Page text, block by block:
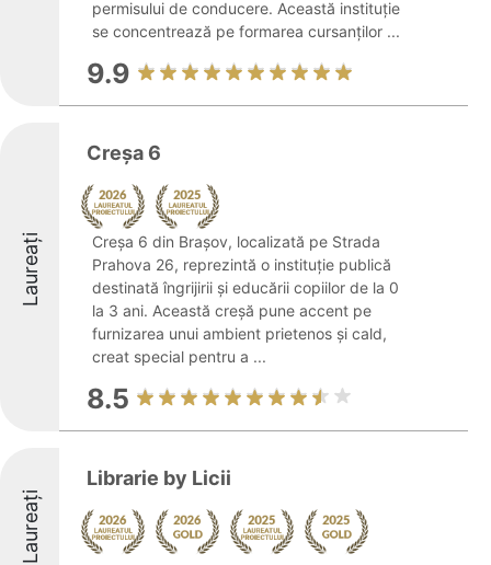
permisului de conducere. Această instituție
se concentrează pe formarea cursanților ...
9.9
Laureați
Creșa 6
Creșa 6 din Brașov, localizată pe Strada
Prahova 26, reprezintă o instituție publică
destinată îngrijirii și educării copiilor de la 0
la 3 ani. Această creșă pune accent pe
furnizarea unui ambient prietenos și cald,
creat special pentru a ...
8.5
Laureați
Librarie by Licii